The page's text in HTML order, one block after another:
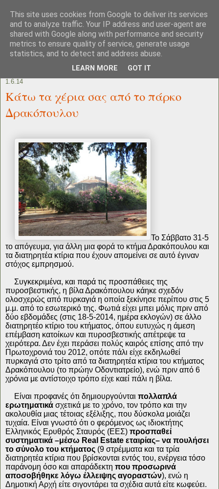
1.6.14
Κάτω τα χέρια σας από το πάρκο
Δρακόπουλου
Το Σάββατο 31-5
το απόγευμα, για άλλη μια φορά το κτήμα Δρακόπουλου και
τα διατηρητέα κτίρια που έχουν απομείνει σε αυτό έγιναν
στόχος εμπρησμού.
Συγκεκριμένα, και παρά τις προσπάθειες της
πυροσβεστικής, η βίλα Δρακόπουλου κάηκε σχεδόν
ολοσχερώς από πυρκαγιά η οποία ξεκίνησε περίπου στις 5
μ.μ. από το εσωτερικό της. Φωτιά είχει μπει μόλις πριν από
δύο εβδομάδες (στις 18-5-2014, ημέρα εκλογών) σε άλλο
διατηρητέο κτίριο του κτήματος, όπου ευτυχώς η άμεση
επέμβαση κατοίκων και πυροσβεστικής απέτρεψε τα
χειρότερα. Δεν έχει περάσει πολύς καιρός επίσης από την
Πρωτοχρονιά του 2012, οπότε πάλι είχε εκδηλωθεί
πυρκαγιά στο τρίτο από τα διατηρητέα κτίρια του κτήματος
Δρακόπουλου (το πρώην Οδοντιατρείο), ενώ πριν από 6
χρόνια με αντίστοιχο τρόπο είχε καεί πάλι η βίλα.
Είναι προφανές ότι δημιουργούνταιπολλαπλά
ερωτηματικά σχετικά με το χρόνο, τον τρόπο και την
ακολουθία μιας τέτοιας εξέλιξης, που δύσκολα μοιάζει
τυχαία. Είναι γνωστό ότι ο φερόμενος ως ιδιοκτήτης
Ελληνικός Ερυθρός Σταυρός (ΕΕΣ) προσπαθεί
συστηματικά –μέσω Real Estate εταιρίας– να πουλήσει
το σύνολο του κτήματος (9 στρέμματα και τα τρία
διατηρητέα κτίρια που βρίσκονται εντός του, ενέργεια τόσο
παράνομη όσο και απαράδεκτη που προσωρινά
αποσοβήθηκε λόγω έλλειψης αγοραστών), ενώ η
Δημοτική Αρχή είτε σιγοντάρει τα σχέδια αυτά είτε κωφεύει.
This site uses cookies from Google to deliver its services
and to analyze traffic. Your IP address and user-agent are
shared with Google along with performance and security
metrics to ensure quality of service, generate usage
statistics, and to detect and address abuse.
LEARN MORE GOT IT